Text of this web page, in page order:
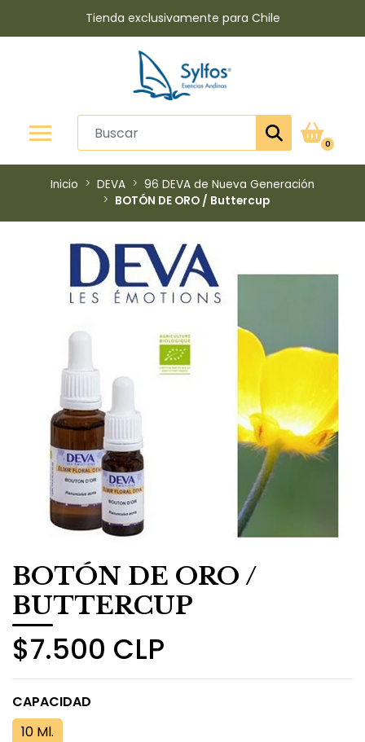
Tienda exclusivamente para Chile
0
Inicio DEVA
96 DEVA de Nueva Generación
​BOTÓN DE ORO / Buttercup
​BOTÓN DE ORO /
BUTTERCUP
$7.500 CLP
CAPACIDAD
10 Ml.